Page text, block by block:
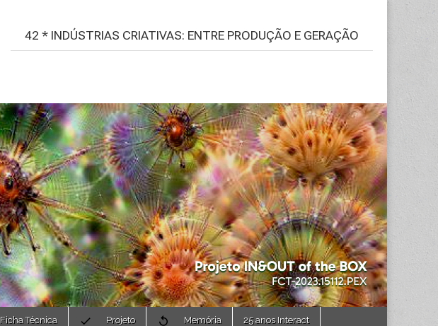
42 * INDÚSTRIAS CRIATIVAS: ENTRE PRODUÇÃO E GERAÇÃO
Ficha Técnica Projeto Memória 25 anos Interact